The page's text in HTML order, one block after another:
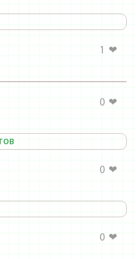
1 ❤
0 ❤
0 ❤
0 ❤